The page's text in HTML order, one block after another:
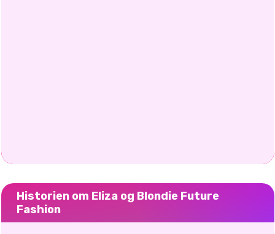
Historien om Eliza og Blondie Future
Fashion